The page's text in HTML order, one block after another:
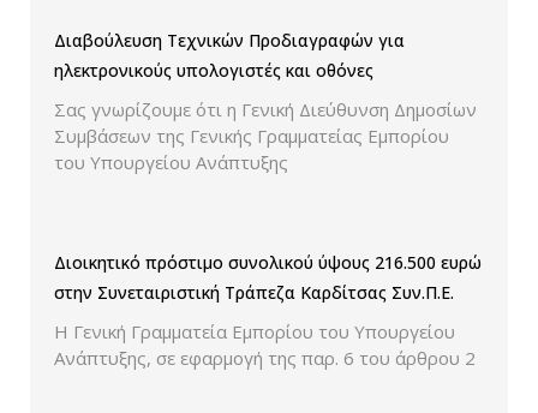
Διαβούλευση Τεχνικών Προδιαγραφών για
ηλεκτρονικούς υπολογιστές και οθόνες
Σας γνωρίζουμε ότι η Γενική Διεύθυνση Δημοσίων
Συμβάσεων της Γενικής Γραμματείας Εμπορίου
του Υπουργείου Ανάπτυξης
Διοικητικό πρόστιμο συνολικού ύψους 216.500 ευρώ
στην Συνεταιριστική Τράπεζα Καρδίτσας Συν.Π.Ε.
Η Γενική Γραμματεία Εμπορίου του Υπουργείου
Ανάπτυξης, σε εφαρμογή της παρ. 6 του άρθρου 2